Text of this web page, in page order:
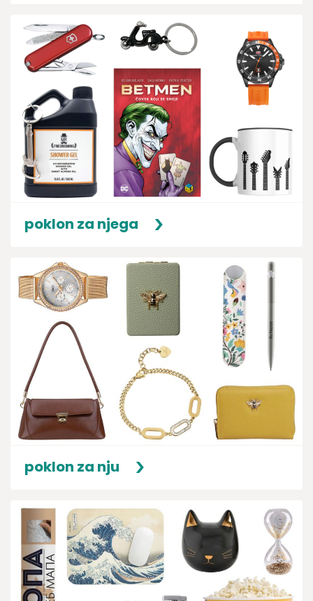
6.391,99RSD
7.990,00RSD
3.517,50
4.690,00RSD
1
2 4 5 6 7 8 9 12
poklon za njega
poklon za nju